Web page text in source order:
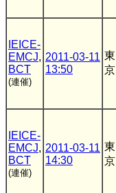
IEICE-
EMCJ,
BCT
(連催)
2011-03-11
13:50
東
京
IEICE-
EMCJ,
BCT
(連催)
2011-03-11
14:30
東
京